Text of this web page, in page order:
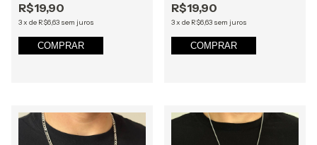
R$19,90
3x de R$6,63 sem juros
COMPRAR
R$19,90
3x de R$6,63 sem juros
COMPRAR